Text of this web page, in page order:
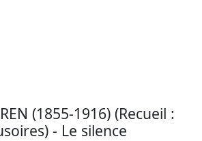
(1855-1916) (Recueil :
- Le silence